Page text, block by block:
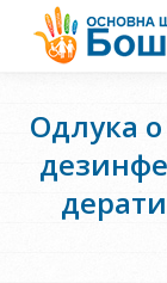
Одлука о